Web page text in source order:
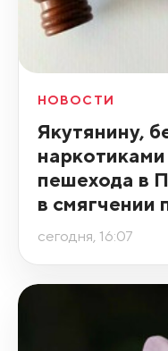
НОВОСТИ
Якутянину,
пешехода в
в смягчении
сегодня, 16:07